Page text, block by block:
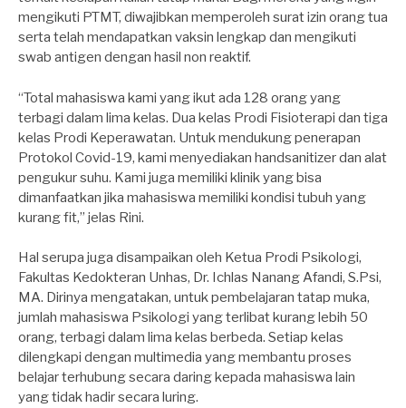
mengikuti PTMT, diwajibkan memperoleh surat izin orang tua
serta telah mendapatkan vaksin lengkap dan mengikuti
swab antigen dengan hasil non reaktif.
“Total mahasiswa kami yang ikut ada 128 orang yang
terbagi dalam lima kelas. Dua kelas Prodi Fisioterapi dan tiga
kelas Prodi Keperawatan. Untuk mendukung penerapan
Protokol Covid-19, kami menyediakan handsanitizer dan alat
pengukur suhu. Kami juga memiliki klinik yang bisa
dimanfaatkan jika mahasiswa memiliki kondisi tubuh yang
kurang fit,” jelas Rini.
Hal serupa juga disampaikan oleh Ketua Prodi Psikologi,
Fakultas Kedokteran Unhas, Dr. Ichlas Nanang Afandi, S.Psi,
MA. Dirinya mengatakan, untuk pembelajaran tatap muka,
jumlah mahasiswa Psikologi yang terlibat kurang lebih 50
orang, terbagi dalam lima kelas berbeda. Setiap kelas
dilengkapi dengan multimedia yang membantu proses
belajar terhubung secara daring kepada mahasiswa lain
yang tidak hadir secara luring.